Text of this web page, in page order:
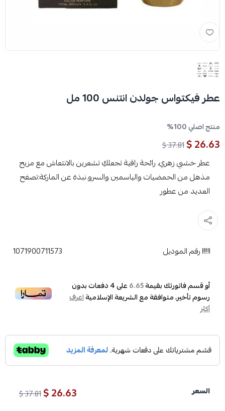
عطر فيكتواس جولدن انتنس 100 مل
منتج اصلي 100%
26.63 $
37.81 $
عطر خشبي زهري، رائحة راقية تجعلكِ تشعرين بالانتعاش مع مزيج
مذهل من الحمضيات والياسمين والسرو.نبذة عن الماركة:تصفح
العديد من عطور
رقم الموديل 1071900711573
أو قسم فاتورتك بقيمة6.65 على4دفعات بدون
رسوم تأخير، متوافقة مع الشريعة الإسلاميةاعرف
أكثر
السعر 26.63 $
37.81 $